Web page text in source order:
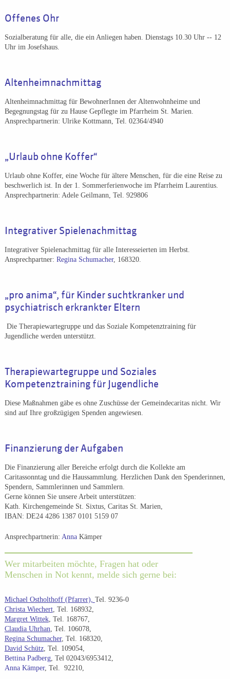
Offenes Ohr
Sozialberatung für alle, die ein Anliegen haben. Dienstags 10.30 Uhr -- 12
Uhr im Josefshaus.
Altenheimnachmittag
Altenheimnachmittag für BewohnerInnen der Altenwohnheime und
Begegnungstag für zu Hause Gepflegte im Pfarrheim St. Marien.
Ansprechpartnerin: Ulrike Kottmann, Tel. 02364/4940
„Urlaub ohne Koffer“
Urlaub ohne Koffer, eine Woche für ältere Menschen, für die eine Reise zu
beschwerlich ist. In der 1. Sommerferienwoche im Pfarrheim Laurentius.
Ansprechpartnerin: Adele Geilmann, Tel. 929806
Integrativer Spielenachmittag
Integrativer Spielenachmittag für alle Interesseierten im Herbst.
Ansprechpartner: Regina Schumacher, 168320.
„pro anima“, für Kinder suchtkranker und
psychiatrisch erkrankter Eltern
Die Therapiewartegruppe und das Soziale Kompetenztraining für
Jugendliche werden unterstützt.
Therapiewartegruppe und Soziales
Kompetenztraining für Jugendliche
Diese Maßnahmen gäbe es ohne Zuschüsse der Gemeindecaritas nicht. Wir
sind auf Ihre großzügigen Spenden angewiesen.
Finanzierung der Aufgaben
Die Finanzierung aller Bereiche erfolgt durch die Kollekte am
Caritassonntag und die Haussammlung. Herzlichen Dank den Spenderinnen,
Spendern, Sammlerinnen und Sammlern.
Gerne können Sie unsere Arbeit unterstützen:
Kath. Kirchengemeinde St. Sixtus, Caritas St. Marien,
IBAN: DE24 4286 1387 0101 5159 07
Ansprechpartnerin: AnnaKämper
Wer mitarbeiten möchte, Fragen hat oder
Menschen in Not kennt, melde sich gerne bei:
Michael Ostholthoff (Pfarrer), Tel. 9236-0
Christa Wiechert, Tel. 168932,
Margret Wittek, Tel. 168767,
Claudia Uhrhan, Tel. 106078,
Regina Schumacher, Tel. 168320,
David Schütz, Tel. 109054,
Bettina Padberg, Tel 02043/6953412,
Anna Kämper, Tel. 92210,